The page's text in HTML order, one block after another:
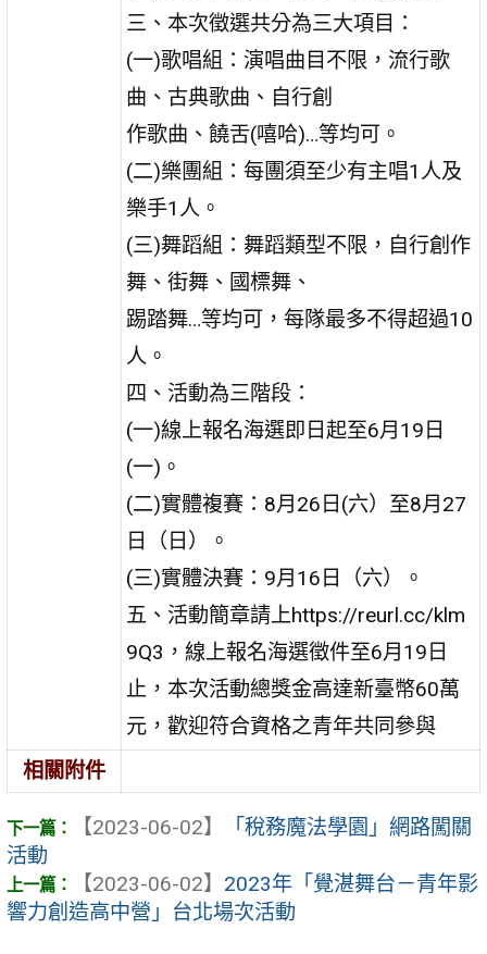
三、本次徵選共分為三大項目：
(一)歌唱組：演唱曲目不限，流行歌
曲、古典歌曲、自行創
作歌曲、饒舌(嘻哈)…等均可。
(二)樂團組：每團須至少有主唱1人及
樂手1人。
(三)舞蹈組：舞蹈類型不限，自行創作
舞、街舞、國標舞、
踢踏舞…等均可，每隊最多不得超過10
人。
四、活動為三階段：
(一)線上報名海選即日起至6月19日
(一)。
(二)實體複賽：8月26日(六）至8月27
日（日）。
(三)實體決賽：9月16日（六）。
五、活動簡章請上https://reurl.cc/klm
9Q3，線上報名海選徵件至6月19日
止，本次活動總獎金高達新臺幣60萬
元，歡迎符合資格之青年共同參與
相關附件
【2023-06-02】
「稅務魔法學園」網路闖關
活動
【2023-06-02】 2023年「覺湛舞台－青年影
響力創造高中營」台北場次活動